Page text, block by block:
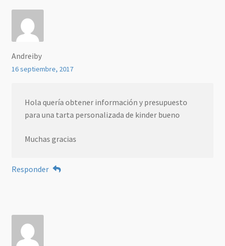
Andreiby
16 septiembre, 2017
Hola quería obtener información y presupuesto
para una tarta personalizada de kinder bueno
Muchas gracias
Responder